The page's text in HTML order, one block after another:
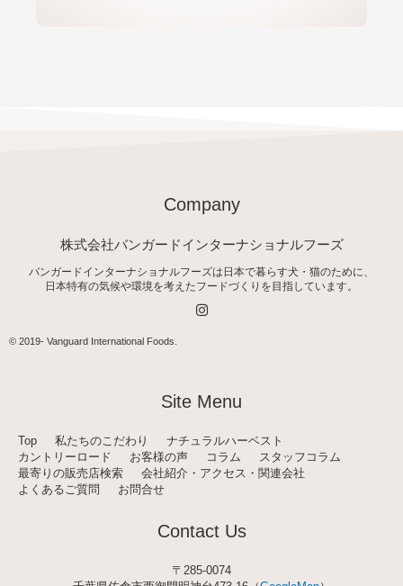
Company
株式会社バンガードインターナショナルフーズ
バンガードインターナショナルフーズは日本で暮らす犬・猫のために、
日本特有の気候や環境を考えたフードづくりを目指しています。
I
n
a
m
© 2019- Vanguard International Foods
Site Menu
Top 私たちのこだわり
ナチュラルハーベスト
カントリーロード
お客様の声 コラム
スタッフコラム
最寄りの販売店検索
会社紹介・アクセス・関連会社
よくあるご質問
お問合せ
Contact Us
〒285-0074